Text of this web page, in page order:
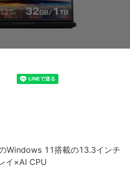
Windows 11搭載の13.3インチ
イ×AI CPU